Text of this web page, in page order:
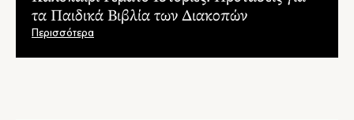
αποδώσει με αμεσότητα και αλήθεια τις κοινωνικές εντάσεις
της εποχής, ακόμη κι όταν αυτές εκδηλώνονται ανάμεσα σε
παιδιά. Ένα βιβλίο που σέβεται την ιστορική μνήμη, τιμά τη
φιλία και αποτυπώνει τη μαγεία της διαφορετικότητας."
τα Παιδικά Βιβλία των Διακοπών
Περισσότερα